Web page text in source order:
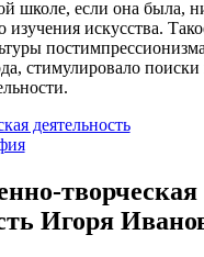
школе, если она была,
изучения искусства.
стимулировало
деятельность
творческая
Игоря